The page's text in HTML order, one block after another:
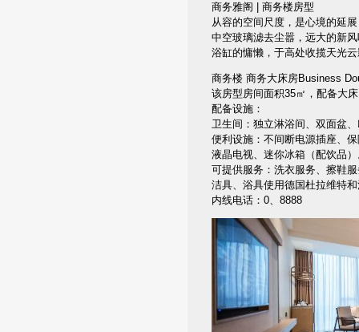
商务雅阁 | 商务楼房型
从容的空间尺度，是心境的延展
中空玻璃滤去尘嚣，远大的新
浴缸的慵懒，于高处收揽天光
商务楼 商务大床房Business
该房型房间面积35㎡，配备大
配备设施：
卫生间：独立淋浴间、双面盆
便利设施：不间断电源插座、
液晶电视、迷你冰箱（配饮品
可提供服务：洗衣服务、擦鞋
洁具、浴具使用德国杜拉维特
内线电话：0、8888